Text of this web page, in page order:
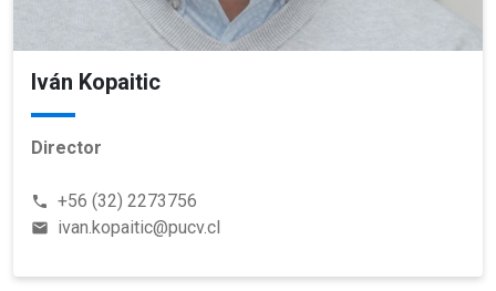
Iván Kopaitic
Director
phone +56 (32) 2273756
email ivan.kopaitic@pucv.cl